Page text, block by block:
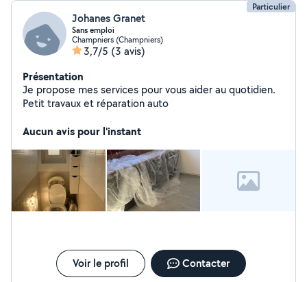
Particulier
Johanes Granet
Sans emploi
Champniers (Champniers)
3,7/5 (3 avis)
Présentation
Je propose mes services pour vous aider au quotidien.
Petit travaux et réparation auto
Aucun avis pour l'instant
Voir le profil Contacter